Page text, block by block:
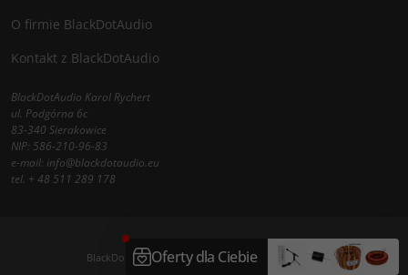
O firmie BlackDotAudio
Kontakt z BlackDotAudio
BlackDotAudio Karol Rychert
ul. Podgórna 6c
83-340 Sierakowice
NIP: 586-210-96-83
e-mail:info@blackdotaudio.eu
tel. + 48 511 289 178
BlackDotAudio - najlepsze komponenty DIY audio